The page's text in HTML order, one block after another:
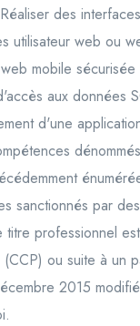
des
utilisateur web ou
mobile
aux données
d'une
sanctionnés par
titre professionnel
ou suite à un
2015